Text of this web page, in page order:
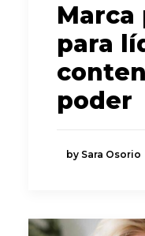
Marca
para
poder
by Sara Osorio